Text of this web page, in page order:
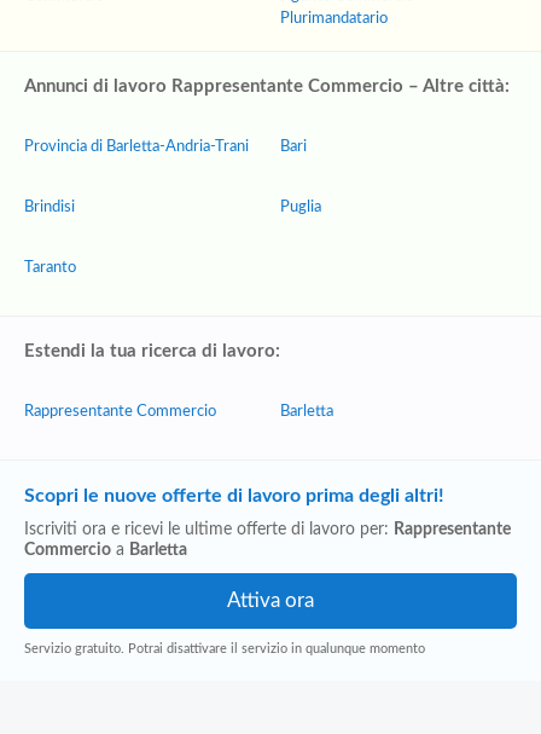
Plurimandatario
Annunci di lavoro Rappresentante Commercio – Altre città:
Provincia di Barletta-Andria-Trani
Brindisi
Taranto
Bari
Puglia
Estendi la tua ricerca di lavoro:
Rappresentante Commercio Barletta
Scopri le nuove offerte di lavoro prima degli altri!
Iscriviti ora e ricevi le ultime offerte di lavoro per: Rappresentante
Commercio a Barletta
Servizio gratuito. Potrai disattivare il servizio in qualunque momento